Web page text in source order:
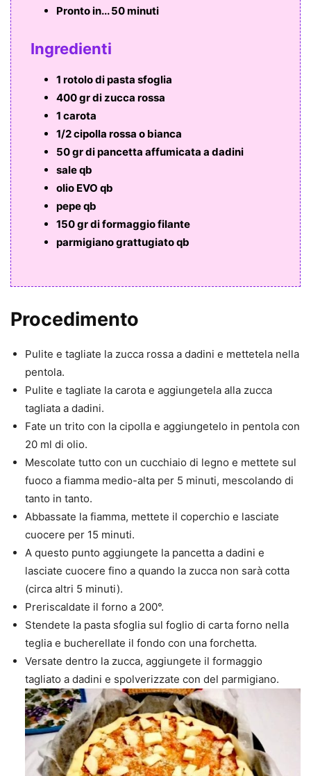
Pronto in...50 minuti
Ingredienti
1 rotolo di pasta sfoglia
400 gr di zucca rossa
1 carota
1/2 cipolla rossa o bianca
50 gr di pancetta affumicata a dadini
sale qb
olio EVO qb
pepe qb
150 gr di formaggio filante
parmigiano grattugiato qb
Procedimento
Pulite e tagliate la zucca rossa a dadini e mettetela nella
pentola.
Pulite e tagliate la carota e aggiungetela alla zucca
tagliata a dadini.
Fate un trito con la cipolla e aggiungetelo in pentola con
20 ml di olio.
Mescolate tutto con un cucchiaio di legno e mettete sul
fuoco a fiamma medio-alta per 5 minuti, mescolando di
tanto in tanto.
Abbassate la fiamma, mettete il coperchio e lasciate
cuocere per 15 minuti.
A questo punto aggiungete la pancetta a dadini e
lasciate cuocere fino a quando la zucca non sarà cotta
(circa altri 5 minuti).
Preriscaldate il forno a 200°.
Stendete la pasta sfoglia sul foglio di carta forno nella
teglia e bucherellate il fondo con una forchetta.
Versate dentro la zucca, aggiungete il formaggio
tagliato a dadini e spolverizzate con del parmigiano.